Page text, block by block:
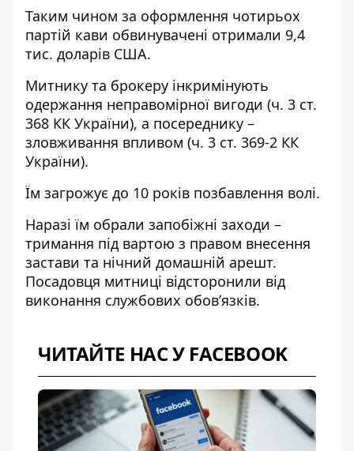
Таким чином за оформлення чотирьох
партій кави обвинувачені отримали 9,4
тис. доларів США.
Митнику та брокеру інкримінують
одержання неправомірної вигоди (ч. 3 ст.
368 КК України), а посереднику –
зловживання впливом (ч. 3 ст. 369-2 КК
України).
Їм загрожує до 10 років позбавлення волі.
Наразі їм обрали запобіжні заходи –
тримання під вартою з правом внесення
застави та нічний домашній арешт.
Посадовця митниці відсторонили від
виконання службових обов’язків.
ЧИТАЙТЕ НАС У FACEBOOK